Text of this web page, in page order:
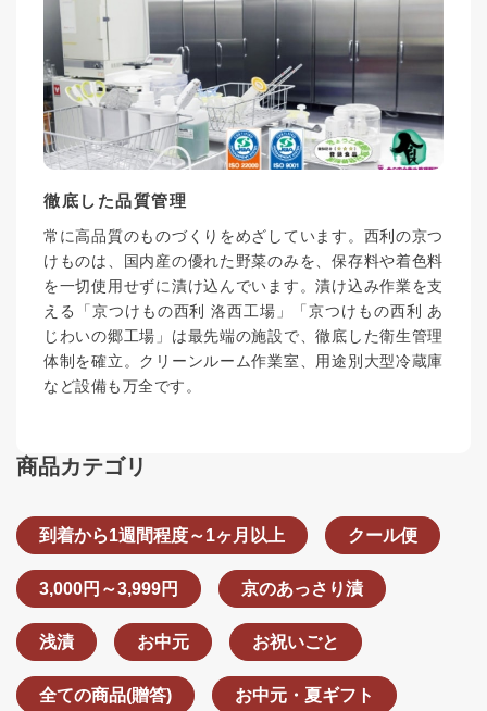
徹底した品質管理
常に高品質のものづくりをめざしています。西利の京つ
けものは、国内産の優れた野菜のみを、保存料や着色料
を一切使用せずに漬け込んでいます。漬け込み作業を支
える「京つけもの西利 洛西工場」「京つけもの西利 あ
じわいの郷工場」は最先端の施設で、徹底した衛生管理
体制を確立。クリーンルーム作業室、用途別大型冷蔵庫
など設備も万全です。
商品カテゴリ
到着から1週間程度～1ヶ月以上 クール便
3,000円～3,999円 京のあっさり漬
浅漬 お中元 お祝いごと
全ての商品(贈答) お中元・夏ギフト